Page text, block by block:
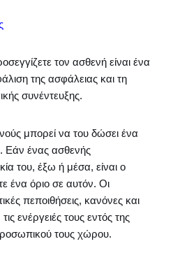
τον ασθενή είναι ένα
της ασφάλειας και τη
συνέντευξης.
μπορεί να του δώσει ένα
Εάν ένας ασθενής
του, έξω ή μέσα, είναι ο
ένα όριο σε αυτόν. Οι
πεποιθήσεις, κανόνες και
ενέργειές τους εντός της
τους χώρου.